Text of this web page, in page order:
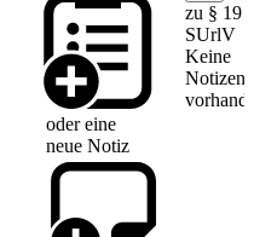
oder eine
neue Notiz
zu § 19
SUrlV
Keine
Notizen